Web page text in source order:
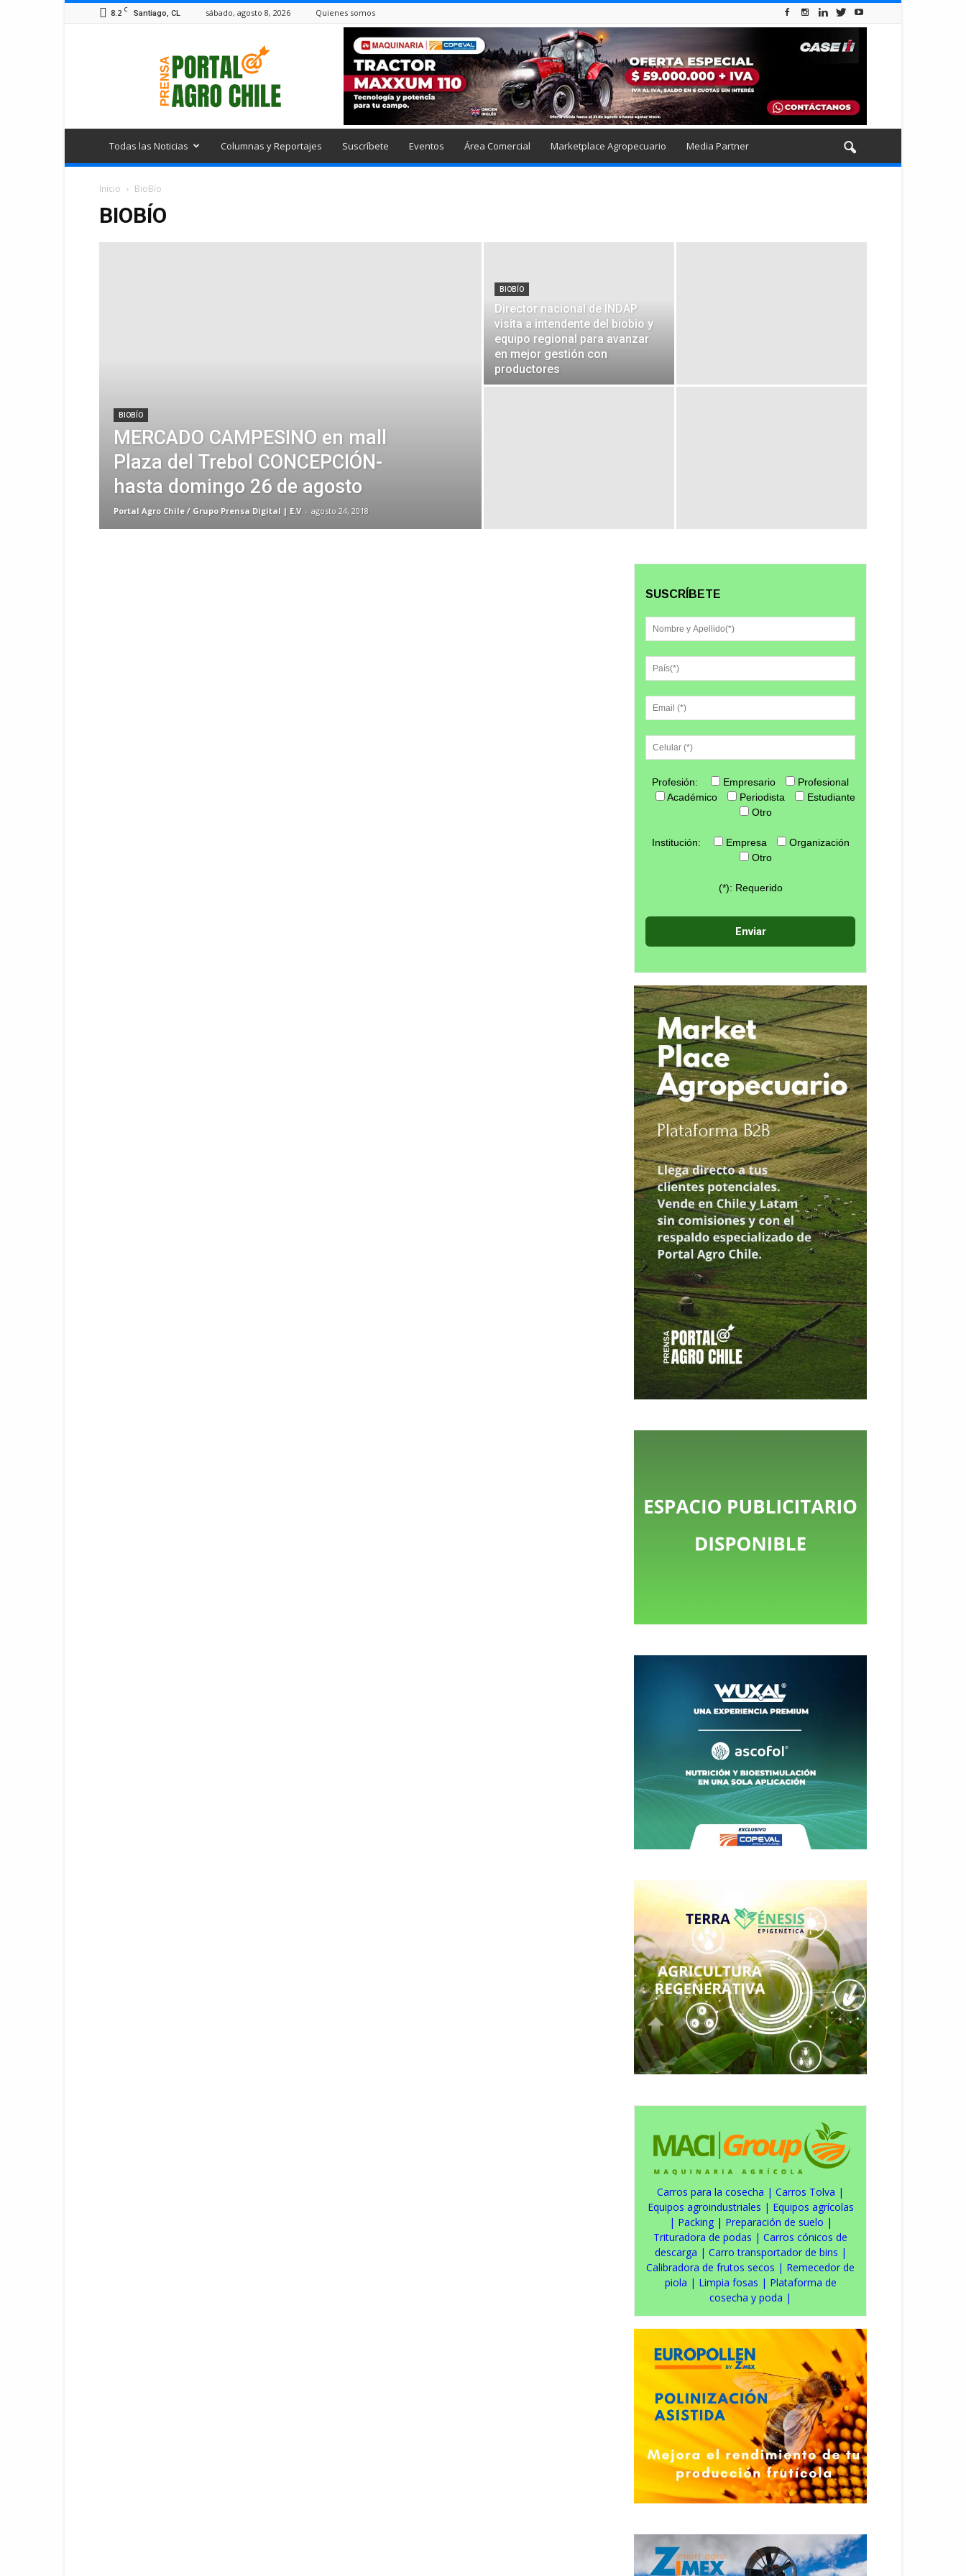
8.2 C Santiago, CL sábado, agosto 8, 2026 Quienes somos
Todas las Noticias Columnas y Reportajes Suscríbete Eventos Área Comercial Marketplace Agropecuario Media Partner
Inicio BioBío
BIOBÍO
BIOBÍO
MERCADO CAMPESINO en mall
Plaza del Trebol CONCEPCIÓN-
hasta domingo 26 de agosto
Portal Agro Chile / Grupo Prensa Digital | E.V - agosto 24, 2018
BIOBÍO
Director nacional de INDAP
visita a intendente del biobio y
equipo regional para avanzar
en mejor gestión con
productores
SUSCRÍBETE
Profesión: Empresario
Profesional
Académico
Periodista
Estudiante
Otro
Institución: Empresa
Organización
Otro
(*): Requerido
Carros para la cosecha | Carros Tolva |
Equipos agroindustriales | Equipos agrícolas
| Packing| Preparación de suelo |
Trituradora de podas | Carros cónicos de
descarga | Carro transportador de bins |
Calibradora de frutos secos | Remecedor de
piola | Limpia fosas | Plataforma de
cosecha y poda |